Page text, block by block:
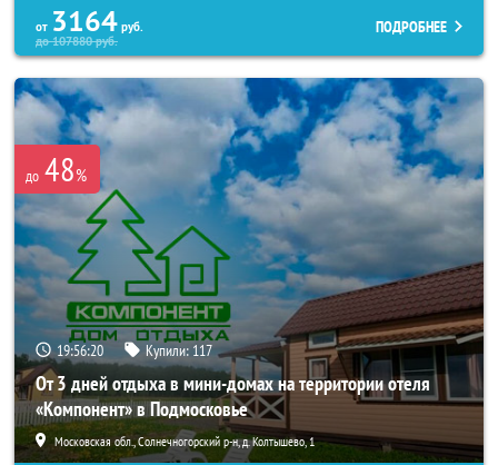
от 3164 руб.
до107880руб.
ПОДРОБНЕЕ
до 48%
19:56:18 Купили: 117
От 3 дней отдыха в мини-домах на территории отеля
«Компонент» в Подмосковье
Московская обл., Солнечногорский р-н, д. Колтышево, 1